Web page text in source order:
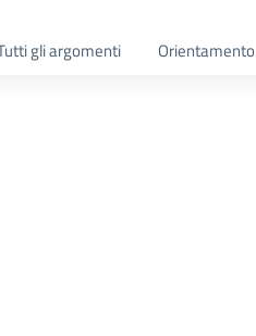
gli argomenti Orientamento